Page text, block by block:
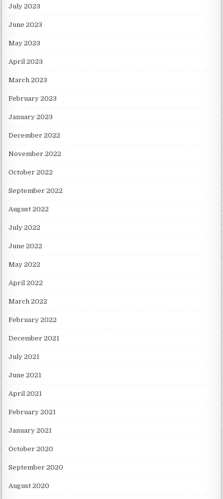
July 2023
June 2023
May 2023
April 2023
March 2023
February 2023
January 2023
December 2022
November 2022
October 2022
September 2022
August 2022
July 2022
June 2022
May 2022
April 2022
March 2022
February 2022
December 2021
July 2021
June 2021
April 2021
February 2021
January 2021
October 2020
September 2020
August 2020